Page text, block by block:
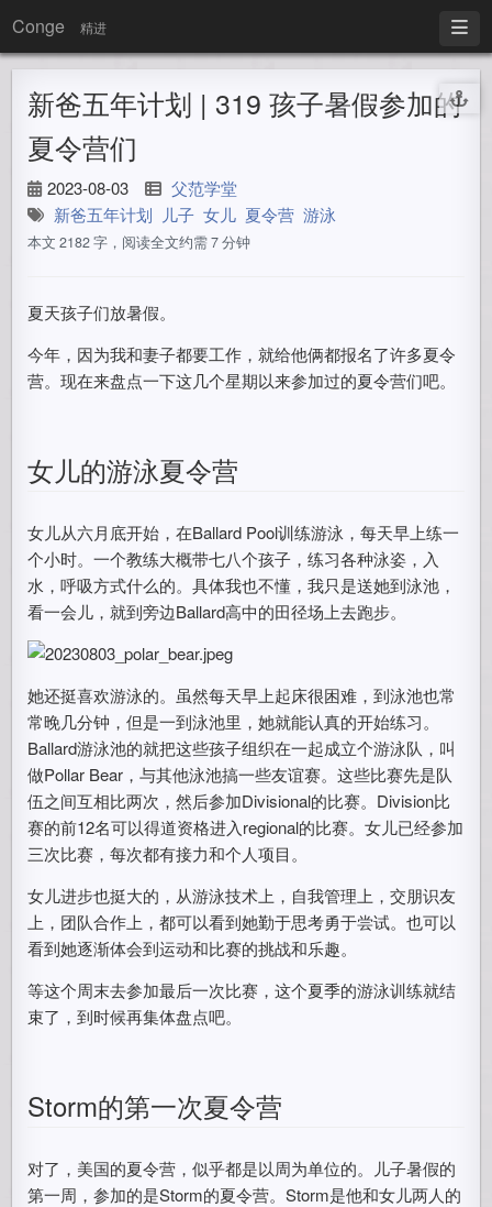
Conge 精进
新爸五年计划 | 319 孩子暑假参加的
夏令营们
2023-08-03
父范学堂
新爸五年计划
儿子 女儿 夏令营 游泳
本文 2182 字，阅读全文约需 7 分钟
夏天孩子们放暑假。
今年，因为我和妻子都要工作，就给他俩都报名了许多夏令
营。现在来盘点一下这几个星期以来参加过的夏令营们吧。
女儿的游泳夏令营
女儿从六月底开始，在Ballard Pool训练游泳，每天早上练一
个小时。一个教练大概带七八个孩子，练习各种泳姿，入
水，呼吸方式什么的。具体我也不懂，我只是送她到泳池，
看一会儿，就到旁边Ballard高中的田径场上去跑步。
她还挺喜欢游泳的。虽然每天早上起床很困难，到泳池也常
常晚几分钟，但是一到泳池里，她就能认真的开始练习。
Ballard游泳池的就把这些孩子组织在一起成立个游泳队，叫
做Pollar Bear，与其他泳池搞一些友谊赛。这些比赛先是队
伍之间互相比两次，然后参加Divisional的比赛。Division比
赛的前12名可以得道资格进入regional的比赛。女儿已经参加
三次比赛，每次都有接力和个人项目。
女儿进步也挺大的，从游泳技术上，自我管理上，交朋识友
上，团队合作上，都可以看到她勤于思考勇于尝试。也可以
看到她逐渐体会到运动和比赛的挑战和乐趣。
等这个周末去参加最后一次比赛，这个夏季的游泳训练就结
束了，到时候再集体盘点吧。
Storm的第一次夏令营
对了，美国的夏令营，似乎都是以周为单位的。儿子暑假的
第一周，参加的是Storm的夏令营。Storm是他和女儿两人的